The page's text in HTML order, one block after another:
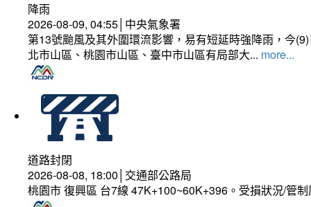
降雨
2026-08-09, 04:55│中央氣象署
第13號颱風及其外圍環流影響，易有短延時強降雨，今
北市山區、桃園市山區、臺中市山區有局部大... more...
道路封閉
2026-08-08, 18:00│交通部公路局
桃園市 復興區 台7線 47K+100~60K+396。受損狀況/管